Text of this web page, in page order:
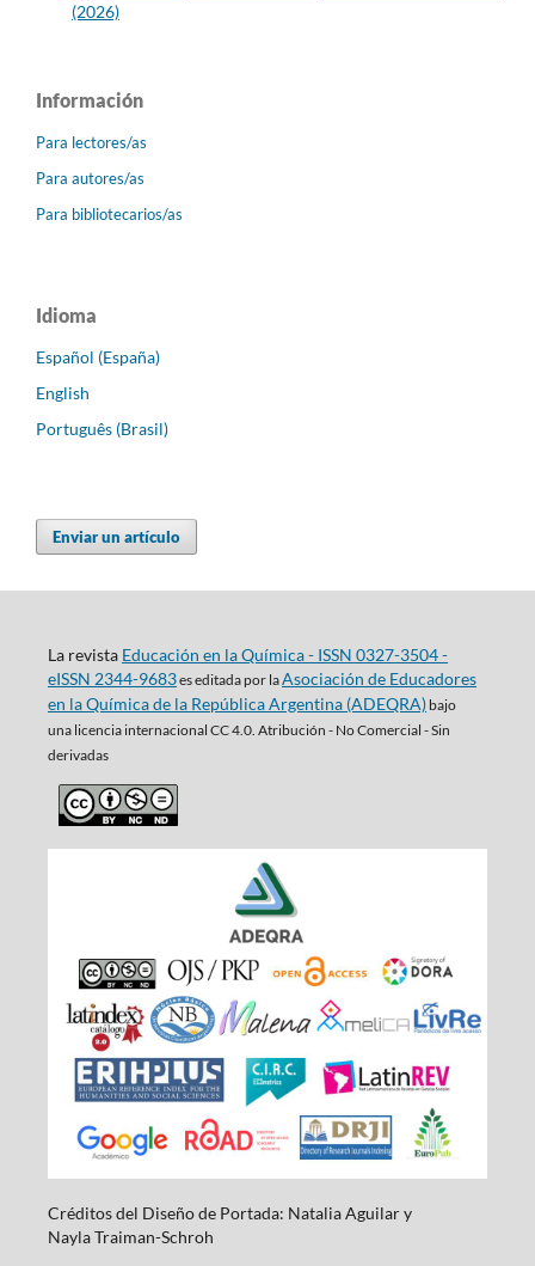
(2026)
Información
Para lectores/as
Para autores/as
Para bibliotecarios/as
Idioma
Español (España)
English
Português (Brasil)
Enviar un artículo
La revista Educación en la Química - ISSN 0327-3504 -
eISSN 2344-9683es editada por laAsociación de Educadores
en la Química de la República Argentina (ADEQRA)bajo
una licencia internacional CC 4.0. Atribución - No Comercial - Sin
derivadas
Créditos del Diseño de Portada: Natalia Aguilar y
NaylaTraiman-Schroh